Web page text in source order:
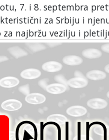
7. i 8. septembra
za Srbiju i
najbržu vezilju i